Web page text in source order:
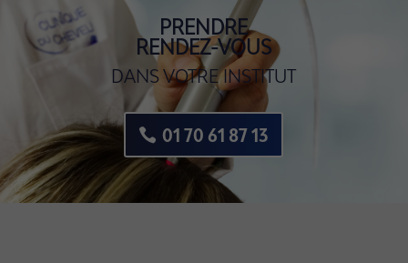
PRENDRE
RENDEZ-VOUS
DANS VOTRE INSTITUT
01 70 61 87 13